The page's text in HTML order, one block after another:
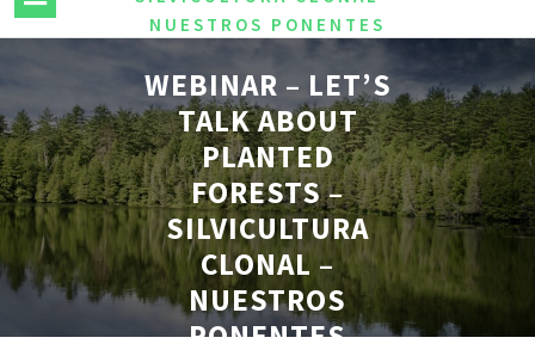
NUESTROS PONENTES
WEBINAR – LET’S
TALK ABOUT
PLANTED
FORESTS –
SILVICULTURA
CLONAL –
NUESTROS
PONENTES